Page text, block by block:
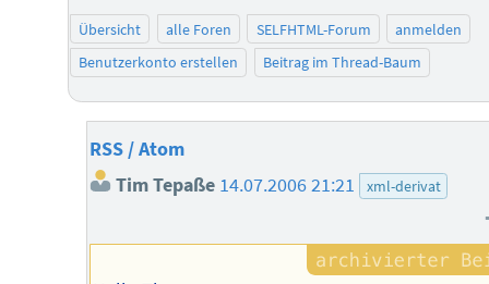
Übersicht alle Foren SELFHTML-Forum
anmelden
Benutzerkonto erstellen
Beitrag im Thread-Baum
RSS / Atom
Tim Tepaße 14.07.2006 21:21 xml-derivat